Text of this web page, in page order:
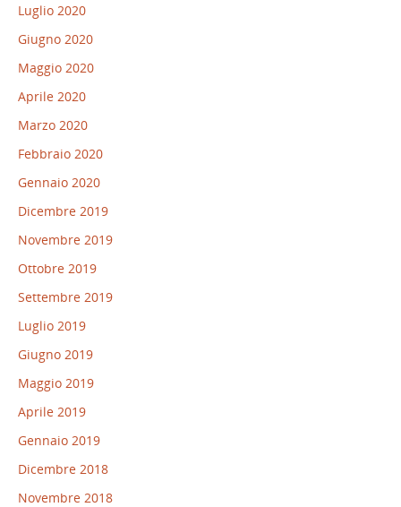
Luglio 2020
Giugno 2020
Maggio 2020
Aprile 2020
Marzo 2020
Febbraio 2020
Gennaio 2020
Dicembre 2019
Novembre 2019
Ottobre 2019
Settembre 2019
Luglio 2019
Giugno 2019
Maggio 2019
Aprile 2019
Gennaio 2019
Dicembre 2018
Novembre 2018